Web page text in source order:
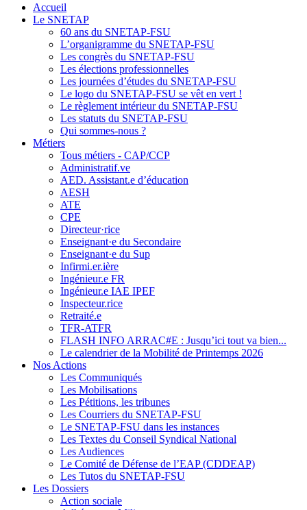
Accueil
Le SNETAP
60 ans du SNETAP-FSU
L’organigramme du SNETAP-FSU
Les congrès du SNETAP-FSU
Les élections professionnelles
Les journées d’études du SNETAP-FSU
Le logo du SNETAP-FSU se vêt en vert !
Le règlement intérieur du SNETAP-FSU
Les statuts du SNETAP-FSU
Qui sommes-nous ?
Métiers
Tous métiers - CAP/CCP
Administratif.ve
AED. Assistant.e d’éducation
AESH
ATE
CPE
Directeur·rice
Enseignant·e du Secondaire
Enseignant·e du Sup
Infirmi.er.ière
Ingénieur.e FR
Ingénieur.e IAE IPEF
Inspecteur.rice
Retraité.e
TFR-ATFR
FLASH INFO ARRAC#E : Jusqu’ici tout va bien...
Le calendrier de la Mobilité de Printemps 2026
Nos Actions
Les Communiqués
Les Mobilisations
Les Pétitions, les tribunes
Les Courriers du SNETAP-FSU
Le SNETAP-FSU dans les instances
Les Textes du Conseil Syndical National
Les Audiences
Le Comité de Défense de l’EAP (CDDEAP)
Les Tutos du SNETAP-FSU
Les Dossiers
Action sociale